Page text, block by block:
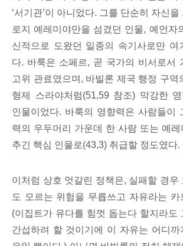
‘서기관’이 아니었다. 그를 단순히 자신
로지 예레미야만을 섬겼던 인물, 예언자
신적으로 도왔던 일종의 속기사로만 여
다. 바룩은 소페르, 곧 국가의 비서로서
고위 관료였으며, 바빌론 제국 행정 구역
형제 스라야처럼(51,59 참조) 막강한
인물이었다. 바룩의 영향력은 사람들이
력의 우두머리 가운데 한 사람 또는 예
추긴 핵심 인물로(43,3) 취급할 정도였다.
이처럼 상호 엇갈린 정책은, 실패할 경우
도 모르는 위험을 무릅쓰고 자유라는
(이집트가 유다를 힘껏 돕는다 할지라도
간섭하려 할 것이기에 이 자유는 어디